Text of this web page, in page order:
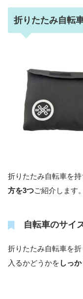
折りたたみ自転
折りたたみ自転車を
方を3つご紹介します。
自転車のサイ
折りたたみ自転車を
入るかどうかを しっ